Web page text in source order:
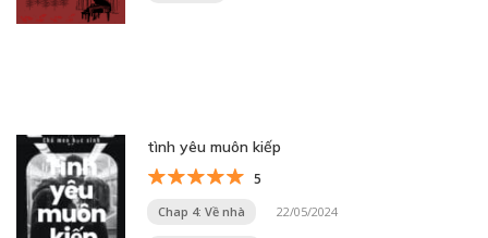
tình yêu muôn kiếp
5
Chap 4: Về nhà 22/05/2024